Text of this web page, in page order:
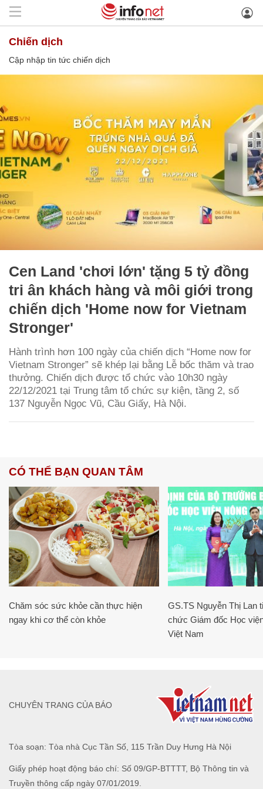
chiến dịch
Cập nhập tin tức chiến dịch
Cen Land 'chơi lớn' tặng 5 tỷ đồng
tri ân khách hàng và môi giới trong
chiến dịch 'Home now for Vietnam
Stronger'
Hành trình hơn 100 ngày của chiến dịch “Home now for
Vietnam Stronger” sẽ khép lại bằng Lễ bốc thăm và trao
thưởng. Chiến dịch được tổ chức vào 10h30 ngày
22/12/2021 tại Trung tâm tổ chức sự kiện, tầng 2, số
137 Nguyễn Ngọc Vũ, Cầu Giấy, Hà Nội.
CÓ THỂ BẠN QUAN TÂM
Chăm sóc sức khỏe cần thực hiện
ngay khi cơ thể còn khỏe
GS.TS Nguyễn Thị Lan
chức Giám đốc Học
Việt Nam
Tòa soạn: Tòa nhà Cục Tần Số, 115 Trần Duy Hưng Hà Nội
Giấy phép hoạt động báo chí: Số 09/GP-BTTTT, Bộ Thông tin và
Truyền thông cấp ngày 07/01/2019.
CHUYÊN TRANG CỦA BÁO